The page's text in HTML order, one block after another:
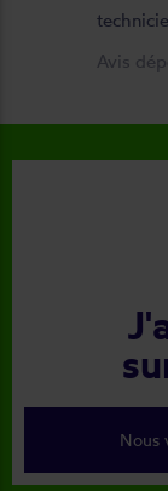
Avis
Nous